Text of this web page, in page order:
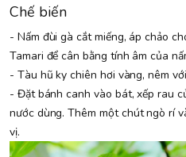
Chế biến
- Nấm đùi gà cắt miếng, áp chảo
Tamari để cân bằng tính âm của
- Tàu hũ ky chiên hơi vàng, nêm
- Đặt bánh canh vào bát, xếp rau
nước dùng. Thêm một chút ngò rí
vị.